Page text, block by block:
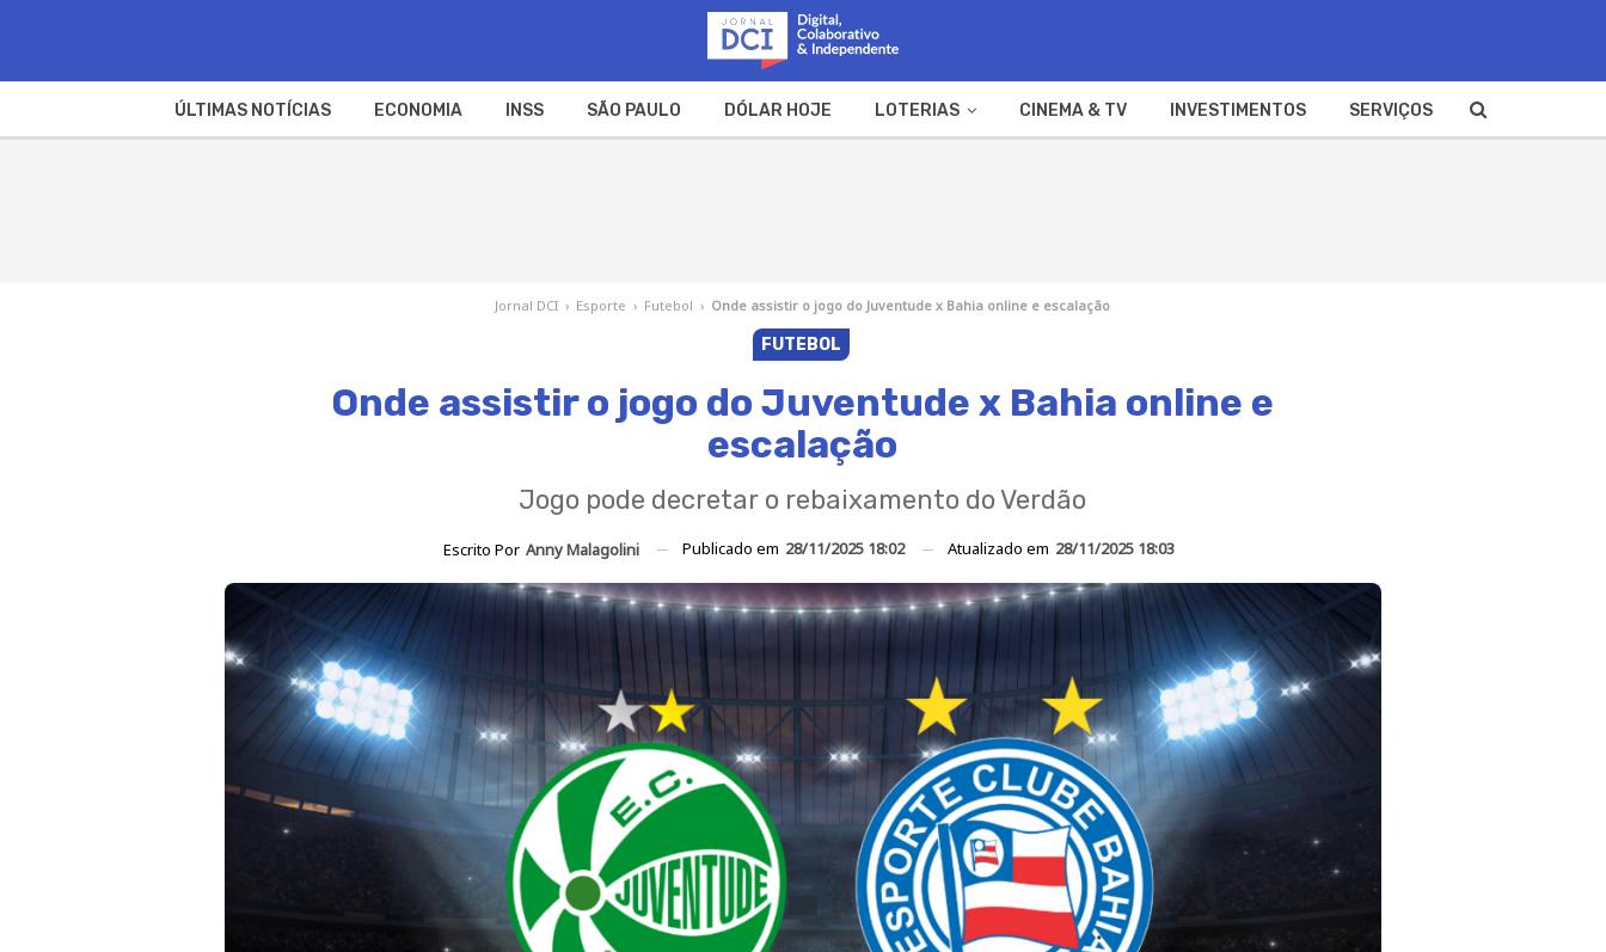
ÚLTIMAS NOTÍCIAS ECONOMIA INSS SÃO PAULO DÓLAR HOJE LOTERIAS CINEMA & TV INVESTIMENTOS SERVIÇOS
Jornal DCI › Esporte › Futebol › Onde assistir o jogo do Juventude x Bahia online e escalação
FUTEBOL
Onde assistir o jogo do Juventude x Bahia online e
escalação
Jogo pode decretar o rebaixamento do Verdão
Escrito Por Anny Malagolini Publicado em 28/11/2025 18:02 Atualizado em 28/11/2025 18:03